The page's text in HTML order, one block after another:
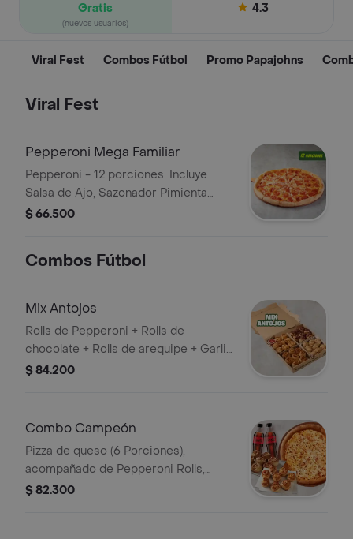
Gratis
(nuevos usuarios)
4.3
Viral Fest Combos Fútbol Promo Papajohns
Viral Fest
Pepperoni Mega Familiar
Pepperoni - 12 porciones. Incluye
Salsa de Ajo, Sazonador Pimienta
Roja y Pepperoncini.
$ 66.500
Combos Fútbol
Mix Antojos
Rolls de Pepperoni + Rolls de
chocolate + Rolls de arequipe + Garlic
knots (8 de cada uno).
$ 84.200
Combo Campeón
Pizza de queso (6 Porciones),
acompañado de Pepperoni Rolls,
arequipe rolls y 2 Coca Cola (400ML).
$ 82.300